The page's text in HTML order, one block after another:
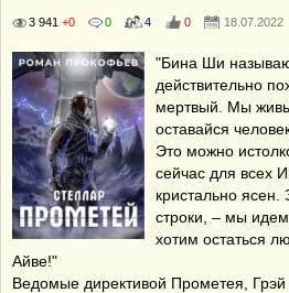
3 941 +0 0 4 0 18.07.2022
"Бина Ши
действительно
мертвый. Мы
оставайся
Это можно
сейчас для всех
кристально
строки, – мы
хотим остаться
Айве!"
Ведомые директивой Прометея,